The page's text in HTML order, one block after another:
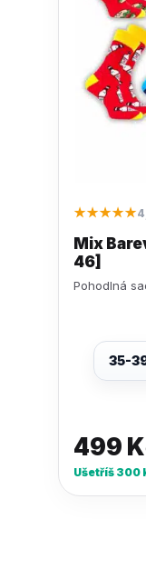
★★★★★
Mix
46]
Pohodlná
35-
499
Ušetříš 300